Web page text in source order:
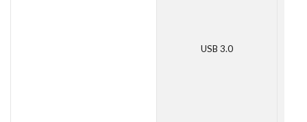
USB 3.0